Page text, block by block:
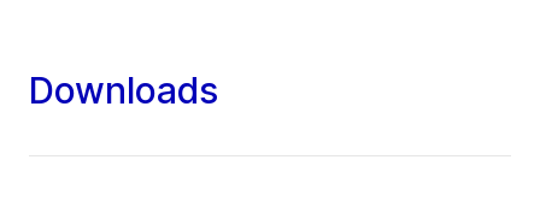
Downloads